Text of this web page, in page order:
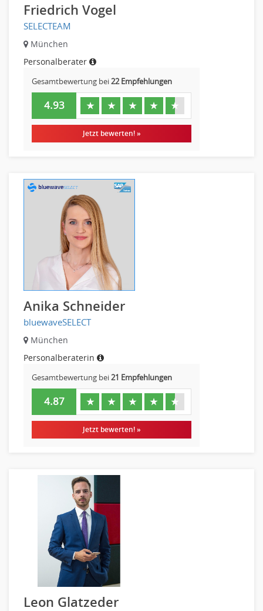
Friedrich Vogel
SELECTEAM
München
Personalberater
Gesamtbewertung bei22 Empfehlungen
4.93 ★ ★ ★ ★ ★
Jetzt bewerten! »
Anika Schneider
bluewaveSELECT
München
Personalberaterin
Gesamtbewertung bei21 Empfehlungen
4.87 ★ ★ ★ ★ ★
Jetzt bewerten! »
Leon Glatzeder